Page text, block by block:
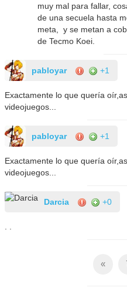
muy mal para fallar,
de una secuela hasta
meta, y se metan a
de Tecmo Koei.
pabloyar +1
Exactamente lo que quería
videojuegos...
pabloyar +1
Exactamente lo que quería
videojuegos...
Darcia +0
«